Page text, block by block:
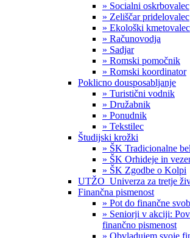
» Socialni oskrbovalec
» Zeliščar pridelovalec
» Ekološki kmetovalec
» Računovodja
» Sadjar
» Romski pomočnik
» Romski koordinator
Poklicno dousposabljanje
» Turistični vodnik
» Družabnik
» Ponudnik
» Tekstilec
Študijski krožki
» ŠK Tradicionalne
» ŠK Orhideje in
» ŠK Zgodbe o Kolpi
UTŽO_Univerza za tretje
Finančna pismenost
» Pot do finančne
» Seniorji v akciji:
finančno pismenost
» Obvladujem svoje